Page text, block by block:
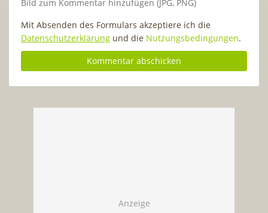
Bild zum Kommentar hinzufügen (JPG, PNG)
Mit Absenden des Formulars akzeptiere ich die
Datenschutzerklärung und die Nutzungsbedingungen.